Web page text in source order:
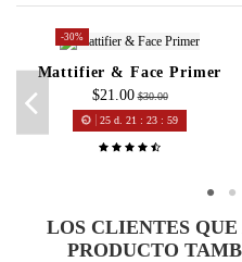
-30%
Mattifier & Face Primer
$21.00 $30.00
25 d. 21 :23 :59
LOS CLIENTES
PRODUCTO